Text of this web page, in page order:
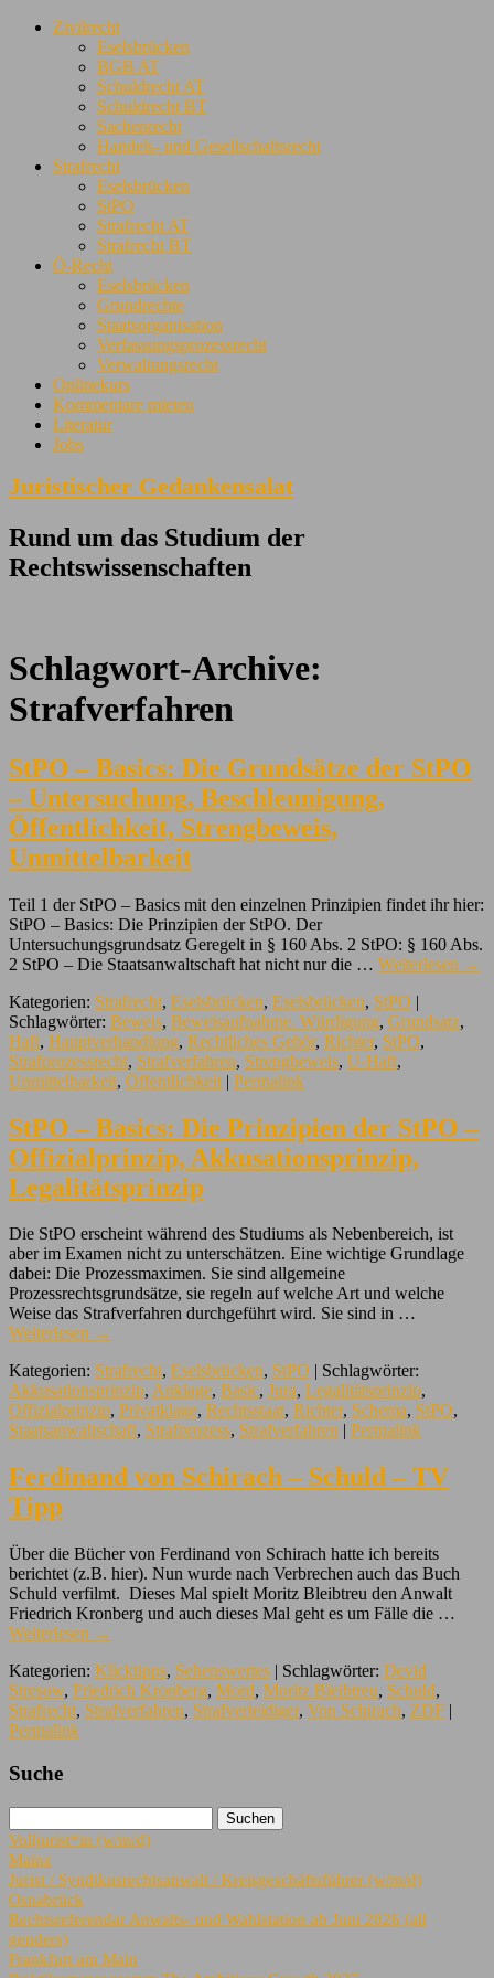
Zivilrecht
Eselsbrücken
BGB AT
Schuldrecht AT
Schuldrecht BT
Sachenrecht
Handels- und Gesellschaftsrecht
Strafrecht
Eselsbrücken
StPO
Strafrecht AT
Strafrecht BT
Ö-Recht
Eselsbrücken
Grundrechte
Staatsorganisation
Verfassungsprozessrecht
Verwaltungsrecht
Onlinekurs
Kommentare mieten
Literatur
Jobs
Juristischer Gedankensalat
Rund um das Studium der
Rechtswissenschaften
Schlagwort-Archive:
Strafverfahren
StPO – Basics: Die Grundsätze der StPO
– Untersuchung, Beschleunigung,
Öffentlichkeit, Strengbeweis,
Unmittelbarkeit
Teil 1 der StPO – Basics mit den einzelnen Prinzipien findet ihr hier:
StPO – Basics: Die Prinzipien der StPO. Der
Untersuchungsgrundsatz Geregelt in § 160 Abs. 2 StPO: § 160 Abs.
2 StPO – Die Staatsanwaltschaft hat nicht nur die … Weiterlesen →
Kategorien: Strafrecht, Eselsbrücken, Eselsbrücken, StPO |
Schlagwörter: Beweis, Beweisaufnahme. Würdigung, Grundsatz,
Haft, Hauptverhandlung, Rechtliches Gehör, Richter, StPO,
Strafprozessrecht, Strafverfahren, Strengbeweis, U-Haft,
Unmittelbarkeit, Öffentlichkeit | Permalink
StPO – Basics: Die Prinzipien der StPO –
Offizialprinzip, Akkusationsprinzip,
Legalitätsprinzip
Die StPO erscheint während des Studiums als Nebenbereich, ist
aber im Examen nicht zu unterschätzen. Eine wichtige Grundlage
dabei: Die Prozessmaximen. Sie sind allgemeine
Prozessrechtsgrundsätze, sie regeln auf welche Art und welche
Weise das Strafverfahren durchgeführt wird. Sie sind in …
Weiterlesen →
Kategorien: Strafrecht, Eselsbrücken, StPO | Schlagwörter:
Akkusationsprinzip, Anklage, Basic, Jura, Legalitätsprinzip,
Offizialprinzip, Privatklage, Rechtsstaat, Richter, Schema, StPO,
Staatsanwaltschaft, Strafprozess, Strafverfahren | Permalink
Ferdinand von Schirach – Schuld – TV
Tipp
Über die Bücher von Ferdinand von Schirach hatte ich bereits
berichtet (z.B. hier). Nun wurde nach Verbrechen auch das Buch
Schuld verfilmt. Dieses Mal spielt Moritz Bleibtreu den Anwalt
Friedrich Kronberg und auch dieses Mal geht es um Fälle die …
Weiterlesen →
Kategorien: Klicktipps, Sehenswertes | Schlagwörter: Devid
Stresow, Friedrich Kronberg, Mord, Moritz Bleibtreu, Schuld,
Strafrecht, Strafverfahren, Strafverteidiger, Von Schirach, ZDF |
Permalink
Suche
Volljurist*in (w/m/d)
Mainz
Jurist / Syndikusrechtsanwalt / Kreisgeschäftsführer (w/m/d)
Osnabrück
Rechtsreferendar Anwalts- und Wahlstation ab Juni 2026 (all
genders)
Frankfurt am Main